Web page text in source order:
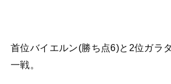
首位バイエルン(勝ち点6)と2位ガラ
一戦。